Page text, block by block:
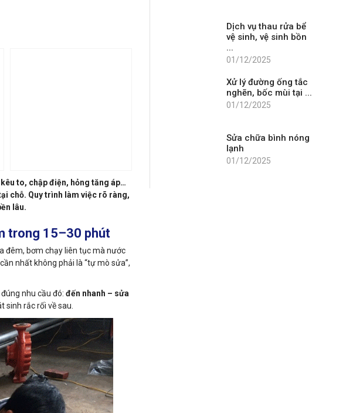
to, chập điện, hỏng tăng áp…
chỗ. Quy trình làm việc rõ ràng,
lâu.
trong 15–30 phút
đêm, bơm chạy liên tục mà nước
nhất không phải là “tự mò sửa”,
nhu cầu đó: đến nhanh – sửa
sinh rắc rối về sau.
Dịch vụ thau rửa bể
vệ sinh, vệ sinh bồn
...
01/12/2025
Xử lý đường ống tắc
nghẽn, bốc mùi tại ...
01/12/2025
Sửa chữa bình nóng
lạnh
01/12/2025